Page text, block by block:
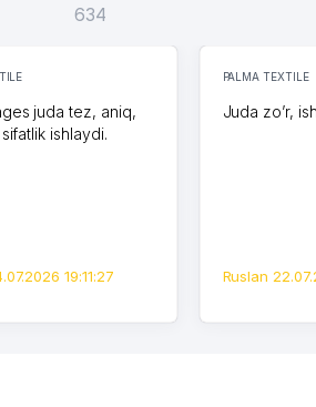
634
juda tez, aniq,
ishlaydi.
19:11:27
PALMA TEXTILE
Juda zo’r,
Ruslan